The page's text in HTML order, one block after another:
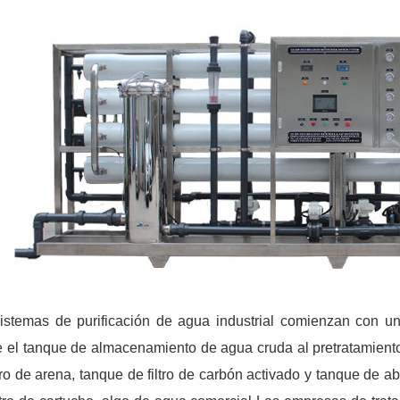
de purificación de agua industrial comienzan con
el tanque de almacenamiento de agua cruda al
de arena, tanque de filtro de carbón activado y tanque de